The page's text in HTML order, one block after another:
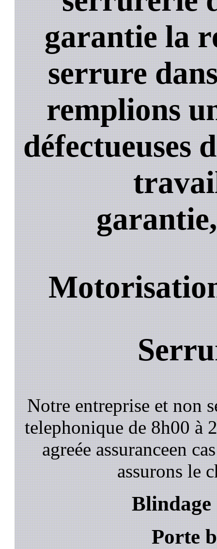
garantie la
serrure
remplions
défectueuses
garantie,
Notre entreprise et non
telephonique de 8h00 à
agreée assuranceen
assurons le
Blindage
Porte